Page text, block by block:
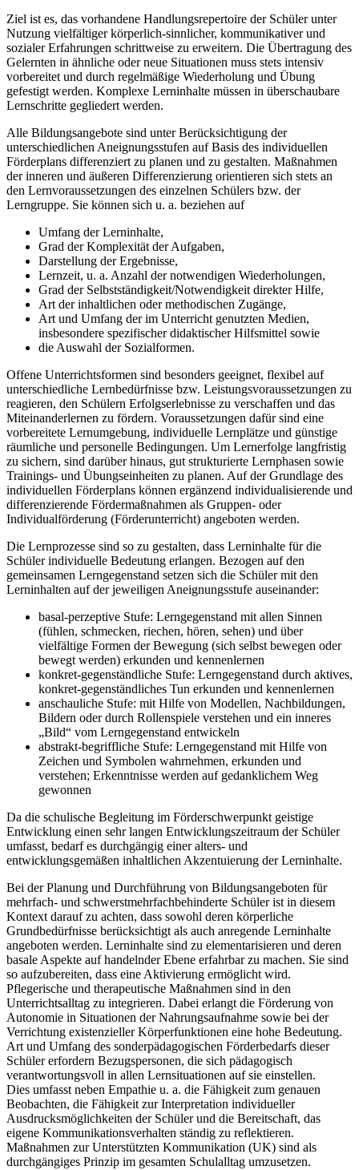
Ziel ist es, das vorhandene Handlungsrepertoire der Schüler unter
Nutzung vielfältiger körperlich-sinnlicher, kommunikativer und
sozialer Erfahrungen schrittweise zu erweitern. Die Übertragung des
Gelernten in ähnliche oder neue Situationen muss stets intensiv
vorbereitet und durch regelmäßige Wiederholung und Übung
gefestigt werden. Komplexe Lerninhalte müssen in überschaubare
Lernschritte gegliedert werden.
Alle Bildungsangebote sind unter Berücksichtigung der
unterschiedlichen Aneignungsstufen auf Basis des individuellen
Förderplans differenziert zu planen und zu gestalten. Maßnahmen
der inneren und äußeren Differenzierung orientieren sich stets an
den Lernvoraussetzungen des einzelnen Schülers bzw. der
Lerngruppe. Sie können sich u. a. beziehen auf
Umfang der Lerninhalte,
Grad der Komplexität der Aufgaben,
Darstellung der Ergebnisse,
Lernzeit, u. a. Anzahl der notwendigen Wiederholungen,
Grad der Selbstständigkeit/Notwendigkeit direkter Hilfe,
Art der inhaltlichen oder methodischen Zugänge,
Art und Umfang der im Unterricht genutzten Medien,
insbesondere spezifischer didaktischer Hilfsmittel sowie
die Auswahl der Sozialformen.
Offene Unterrichtsformen sind besonders geeignet, flexibel auf
unterschiedliche Lernbedürfnisse bzw. Leistungsvoraussetzungen zu
reagieren, den Schülern Erfolgserlebnisse zu verschaffen und das
Miteinanderlernen zu fördern. Voraussetzungen dafür sind eine
vorbereitete Lernumgebung, individuelle Lernplätze und günstige
räumliche und personelle Bedingungen. Um Lernerfolge langfristig
zu sichern, sind darüber hinaus, gut strukturierte Lernphasen sowie
Trainings- und Übungseinheiten zu planen. Auf der Grundlage des
individuellen Förderplans können ergänzend individualisierende und
differenzierende Fördermaßnahmen als Gruppen- oder
Individualförderung (Förderunterricht) angeboten werden.
Die Lernprozesse sind so zu gestalten, dass Lerninhalte für die
Schüler individuelle Bedeutung erlangen. Bezogen auf den
gemeinsamen Lerngegenstand setzen sich die Schüler mit den
Lerninhalten auf der jeweiligen Aneignungsstufe auseinander:
basal-perzeptive Stufe: Lerngegenstand mit allen Sinnen
(fühlen, schmecken, riechen, hören, sehen) und über
vielfältige Formen der Bewegung (sich selbst bewegen oder
bewegt werden) erkunden und kennenlernen
konkret-gegenständliche Stufe: Lerngegenstand durch aktives,
konkret-gegenständliches Tun erkunden und kennenlernen
anschauliche Stufe: mit Hilfe von Modellen, Nachbildungen,
Bildern oder durch Rollenspiele verstehen und ein inneres
„Bild“ vom Lerngegenstand entwickeln
abstrakt-begriffliche Stufe: Lerngegenstand mit Hilfe von
Zeichen und Symbolen wahrnehmen, erkunden und
verstehen; Erkenntnisse werden auf gedanklichem Weg
gewonnen
Da die schulische Begleitung im Förderschwerpunkt geistige
Entwicklung einen sehr langen Entwicklungszeitraum der Schüler
umfasst, bedarf es durchgängig einer alters- und
entwicklungsgemäßen inhaltlichen Akzentuierung der Lerninhalte.
Bei der Planung und Durchführung von Bildungsangeboten für
mehrfach- und schwerstmehrfachbehinderte Schüler ist in diesem
Kontext darauf zu achten, dass sowohl deren körperliche
Grundbedürfnisse berücksichtigt als auch anregende Lerninhalte
angeboten werden. Lerninhalte sind zu elementarisieren und deren
basale Aspekte auf handelnder Ebene erfahrbar zu machen. Sie sind
so aufzubereiten, dass eine Aktivierung ermöglicht wird.
Pflegerische und therapeutische Maßnahmen sind in den
Unterrichtsalltag zu integrieren. Dabei erlangt die Förderung von
Autonomie in Situationen der Nahrungsaufnahme sowie bei der
Verrichtung existenzieller Körperfunktionen eine hohe Bedeutung.
Art und Umfang des sonderpädagogischen Förderbedarfs dieser
Schüler erfordern Bezugspersonen, die sich pädagogisch
verantwortungsvoll in allen Lernsituationen auf sie einstellen.
Dies umfasst neben Empathie u. a. die Fähigkeit zum genauen
Beobachten, die Fähigkeit zur Interpretation individueller
Ausdrucksmöglichkeiten der Schüler und die Bereitschaft, das
eigene Kommunikationsverhalten ständig zu reflektieren.
Maßnahmen zur Unterstützten Kommunikation (UK) sind als
durchgängiges Prinzip im gesamten Schulalltag umzusetzen.